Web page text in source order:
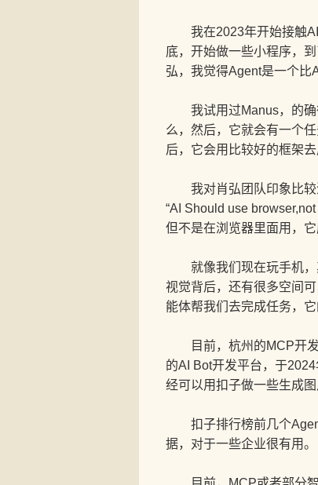
我在2023年开始接触AI
底，开始做一些小程序，
弘，我觉得Agent是一个比
我试用过Manus，的确
么，然后，它就会有一个
后，它会用比较好的框架去
我对肖弘团队印象比较
“AI Should use
但不是在浏览器里面用，
就像我们现在玩手机，
视觉背后，还有很多空间
能体帮我们去完成任务，
目前，杭州的MCP开发
的AI Bot开发平台，于
经可以用扣子做一些生成图
扣子排行榜前几个Agent
据，对于一些企业很有用。